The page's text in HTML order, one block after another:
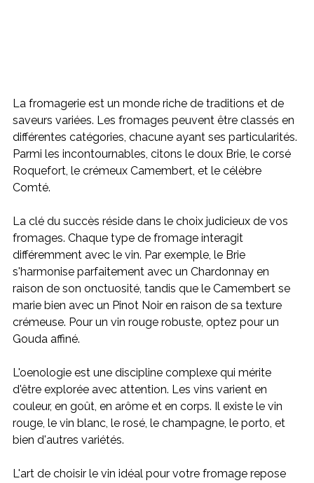
La fromagerie est un monde riche de traditions et de
saveurs variées. Les fromages peuvent être classés en
différentes catégories, chacune ayant ses particularités.
Parmi les incontournables, citons le doux Brie, le corsé
Roquefort, le crémeux Camembert, et le célèbre
Comté.
La clé du succès réside dans le choix judicieux de vos
fromages. Chaque type de fromage interagit
différemment avec le vin. Par exemple, le Brie
s'harmonise parfaitement avec un Chardonnay en
raison de son onctuosité, tandis que le Camembert se
marie bien avec un Pinot Noir en raison de sa texture
crémeuse. Pour un vin rouge robuste, optez pour un
Gouda affiné.
L'oenologie est une discipline complexe qui mérite
d'être explorée avec attention. Les vins varient en
couleur, en goût, en arôme et en corps. Il existe le vin
rouge, le vin blanc, le rosé, le champagne, le porto, et
bien d'autres variétés.
L'art de choisir le vin idéal pour votre fromage repose